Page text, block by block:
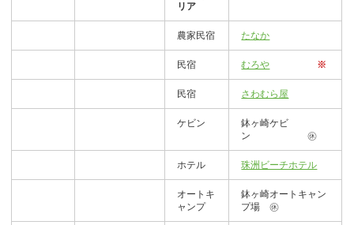
リア
農家民宿 たなか
民宿 むろや ※
民宿 さわむら屋
ケビン
鉢ヶ崎ケビ
ン ㊡
ホテル 珠洲ビーチホテル
オートキ
ャンプ
鉢ヶ崎オートキャン
プ場 ㊡